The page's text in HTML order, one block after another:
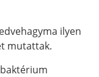
ilyen
mutattak.